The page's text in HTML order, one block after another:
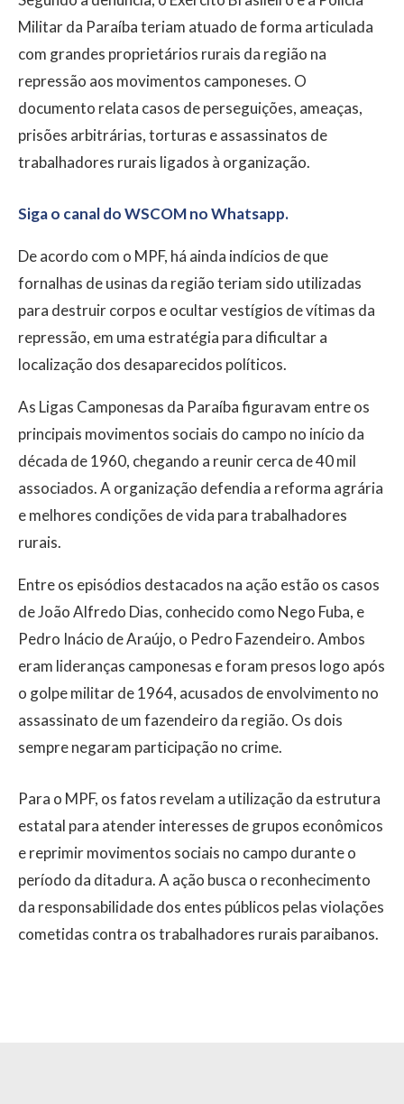
Militar da Paraíba teriam atuado de forma articulada
com grandes proprietários rurais da região na
repressão aos movimentos camponeses. O
documento relata casos de perseguições, ameaças,
prisões arbitrárias, torturas e assassinatos de
trabalhadores rurais ligados à organização.
Siga o canal do WSCOM no Whatsapp.
De acordo com o MPF, há ainda indícios de que
fornalhas de usinas da região teriam sido utilizadas
para destruir corpos e ocultar vestígios de vítimas da
repressão, em uma estratégia para dificultar a
localização dos desaparecidos políticos.
As Ligas Camponesas da Paraíba figuravam entre os
principais movimentos sociais do campo no início da
década de 1960, chegando a reunir cerca de 40 mil
associados. A organização defendia a reforma agrária
e melhores condições de vida para trabalhadores
rurais.
Entre os episódios destacados na ação estão os casos
de João Alfredo Dias, conhecido como Nego Fuba, e
Pedro Inácio de Araújo, o Pedro Fazendeiro. Ambos
eram lideranças camponesas e foram presos logo após
o golpe militar de 1964, acusados de envolvimento no
assassinato de um fazendeiro da região. Os dois
sempre negaram participação no crime.
Para o MPF, os fatos revelam a utilização da estrutura
estatal para atender interesses de grupos econômicos
e reprimir movimentos sociais no campo durante o
período da ditadura. A ação busca o reconhecimento
da responsabilidade dos entes públicos pelas violações
cometidas contra os trabalhadores rurais paraibanos.